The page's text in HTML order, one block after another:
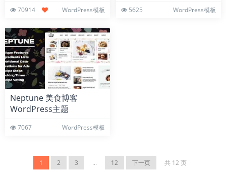
70914 WordPress模板 5625 WordPress模板
Neptune 美食博客
WordPress主题
7067 WordPress模板
1 2 3 ... 12 下一页 共 12 页